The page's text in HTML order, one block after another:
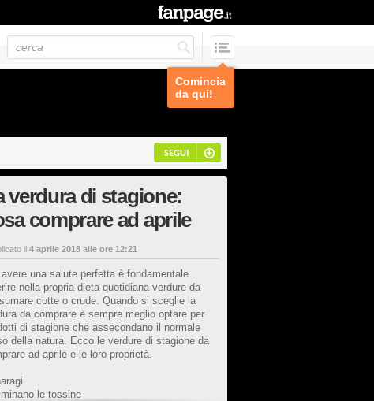
Comincia
da qui!
SEGUI
verdura di stagione:
comprare ad aprile
il 4 aprile 2018 alle ore 12:21
avere una salute perfetta è fondamentale
nella propria dieta quotidiana verdure da
cotte o crude. Quando si sceglie la
da comprare è sempre meglio optare per
di stagione che assecondano il normale
della natura. Ecco le verdure di stagione da
ad aprile e le loro proprietà.
le tossine